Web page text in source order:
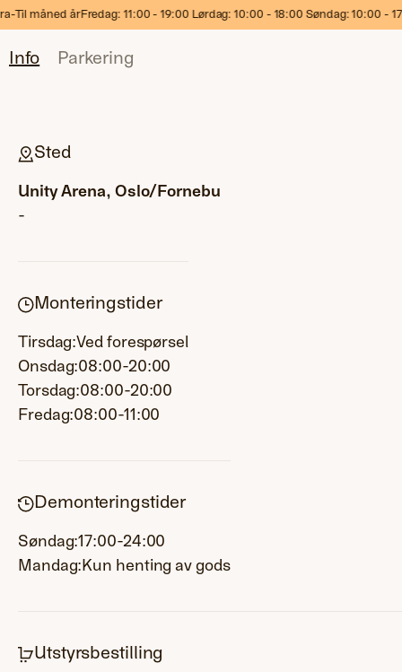
11:00 - 19:00 Lørdag: 10:00 - 18:00 Søndag: 10:00 - 17:00
Info Parkering
Sted
Unity Arena, Oslo/Fornebu
-
Monteringstider
Tirsdag:Ved forespørsel
Onsdag:08:00-20:00
Torsdag:08:00-20:00
Fredag:08:00-11:00
Demonteringstider
Søndag:17:00-24:00
Mandag:Kun henting av gods
Utstyrsbestilling